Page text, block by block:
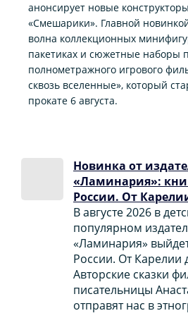
анонсирует новые
«Смешарики». Главной
волна коллекционных
пакетиках и сюжетные наборы
полнометражного игрового
сквозь вселенные», который
прокате 6 августа.
Новинка от
«Ламинария»:
России. От
В августе 2026 в
популярном
«Ламинария»
России. От Карелии
Авторские сказки
писательницы
отправят нас в